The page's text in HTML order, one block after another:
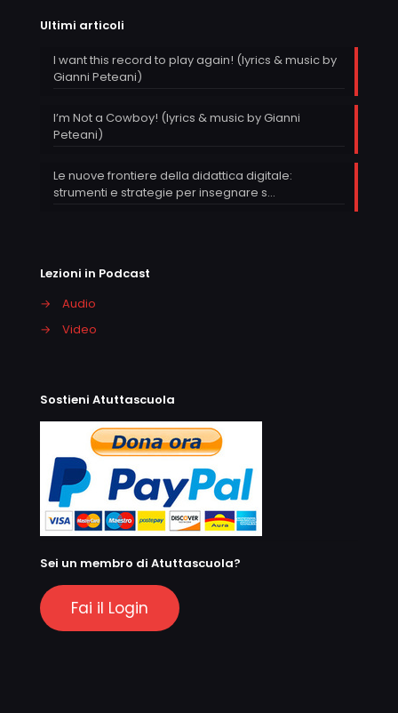
Ultimi articoli
I want this record to play again! (lyrics & music by
Gianni Peteani)
I’m Not a Cowboy! (lyrics & music by Gianni
Peteani)
Le nuove frontiere della didattica digitale:
strumenti e strategie per insegnare s…
Lezioni in Podcast
→
Audio
→
Video
Sostieni Atuttascuola
Sei un membro di Atuttascuola?
Fai il Login